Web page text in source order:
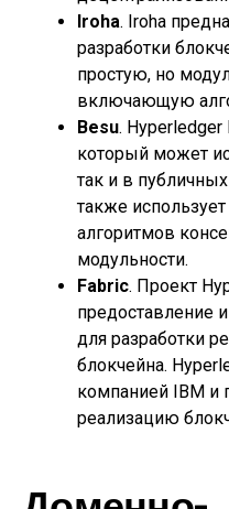
Iroha. Iroha
разработки
простую, но
включающую
Besu. Hyperledger
который может
так и в
также
алгоритмов
модульности.
Fabric. Проект
предоставление
для разработки
блокчейна.
компанией IBM и
реализацию